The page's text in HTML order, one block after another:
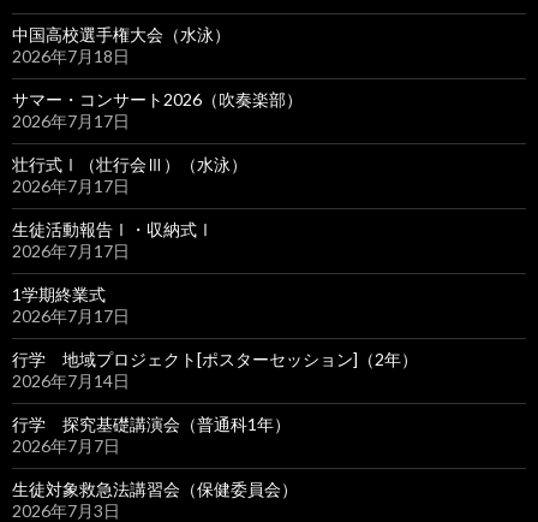
中国高校選手権大会（水泳）
2026年7月18日
サマー・コンサート2026（吹奏楽部）
2026年7月17日
壮行式Ⅰ（壮行会Ⅲ）（水泳）
2026年7月17日
生徒活動報告Ⅰ・収納式Ⅰ
2026年7月17日
1学期終業式
2026年7月17日
行学 地域プロジェクト[ポスターセッション]（2年）
2026年7月14日
行学 探究基礎講演会（普通科1年）
2026年7月7日
生徒対象救急法講習会（保健委員会）
2026年7月3日